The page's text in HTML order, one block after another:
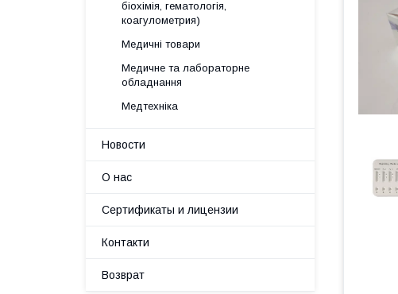
біохімія, гематологія,
коагулометрия)
Медичні товари
Медичне та лабораторне
обладнання
Медтехніка
Новости
О нас
Сертификаты и лицензии
Контакти
Возврат